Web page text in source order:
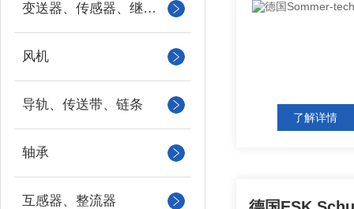
变送器、传感器、继电器
风机
导轨、传送带、链条
轴承
互感器、整流器
了解详情